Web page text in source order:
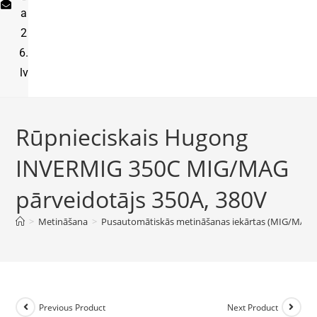
a
2
6.
lv
Rūpnieciskais Hugong
INVERMIG 350C MIG/MAG
pārveidotājs 350A, 380V
> Metināšana > Pusautomātiskās metināšanas iekārtas (MIG/MAG)
Previous Product Next Product